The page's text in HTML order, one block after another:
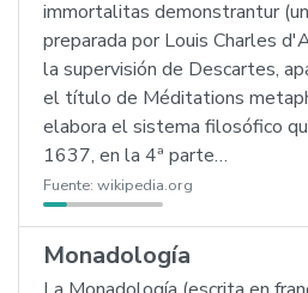
immortalitas demonstrantur
preparada por Louis Charles
la supervisión de Descartes,
el título de Méditations
elabora el sistema filosófico
1637, en la 4ª parte…
Fuente: wikipedia.org
Monadología